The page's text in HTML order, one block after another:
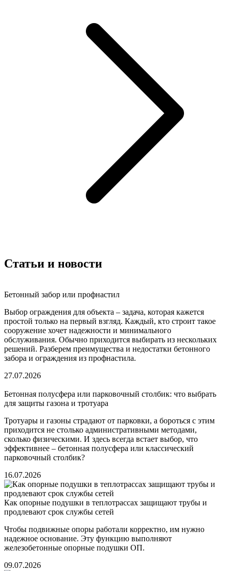
Статьи и новости
Бетонный забор или профнастил
Выбор ограждения для объекта – задача, которая кажется
простой только на первый взгляд. Каждый, кто строит такое
сооружение хочет надежности и минимального
обслуживания. Обычно приходится выбирать из нескольких
решений. Разберем преимущества и недостатки бетонного
забора и ограждения из профнастила.
27.07.2026
Бетонная полусфера или парковочный столбик: что выбрать
для защиты газона и тротуара
Тротуары и газоны страдают от парковки, а бороться с этим
приходится не столько административными методами,
сколько физическими. И здесь всегда встает выбор, что
эффективнее – бетонная полусфера или классический
парковочный столбик?
16.07.2026
Как опорные подушки в теплотрассах защищают трубы и
продлевают срок службы сетей
Чтобы подвижные опоры работали корректно, им нужно
надежное основание. Эту функцию выполняют
железобетонные опорные подушки ОП.
09.07.2026